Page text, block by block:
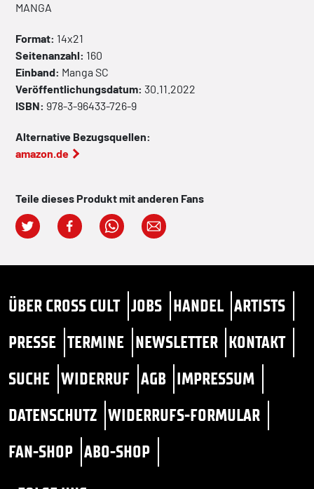
MANGA
Format: 14x21
Seitenanzahl: 160
Einband: Manga SC
Veröffentlichungsdatum: 30.11.2022
ISBN: 978-3-96433-726-9
Alternative Bezugsquellen:
amazon.de
Teile dieses Produkt mit anderen Fans
ÜBER CROSS CULT JOBS HANDEL ARTISTS
PRESSE TERMINE NEWSLETTER KONTAKT
SUCHE WIDERRUF AGB IMPRESSUM
DATENSCHUTZ WIDERRUFS-FORMULAR
FAN-SHOP ABO-SHOP